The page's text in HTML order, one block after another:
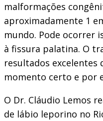
malformações
aproximadamente 1
mundo. Pode ocorrer
à fissura palatina. O
resultados excelentes
momento certo e por
O Dr. Cláudio Lemos
de lábio leporino no